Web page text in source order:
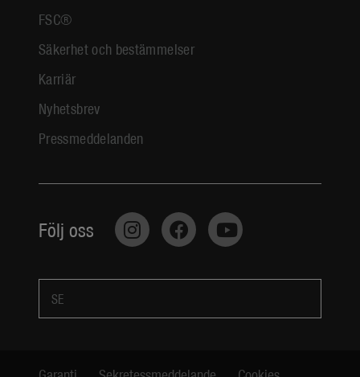
FSC®
Säkerhet och bestämmelser
Karriär
Nyhetsbrev
Pressmeddelanden
Följ oss
SE